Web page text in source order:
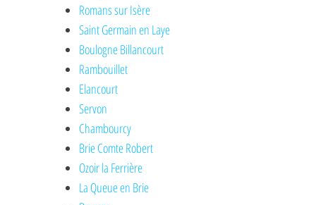
Romans sur Isère
Saint Germain en Laye
Boulogne Billancourt
Rambouillet
Elancourt
Servon
Chambourcy
Brie Comte Robert
Ozoir la Ferrière
La Queue en Brie